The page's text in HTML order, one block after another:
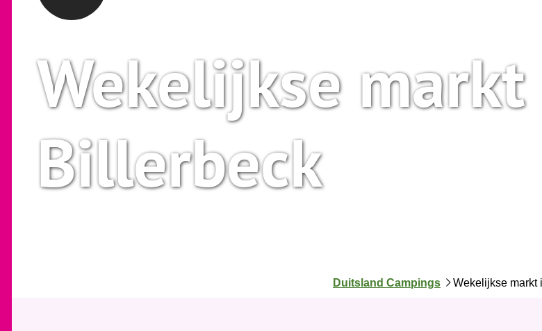
Wekelijkse
Billerbeck
J
Duitsland Campings Wekelijkse markt